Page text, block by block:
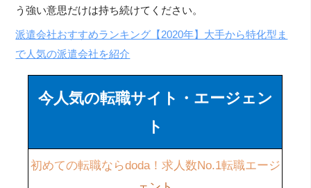
う強い意思だけは持ち続けてください。
派遣会社おすすめランキング【2020年】大手から特化型ま
で人気の派遣会社を紹介
今人気の転職サイト・エージェン
ト
初めての転職ならdoda！求人数No.1転職エージ